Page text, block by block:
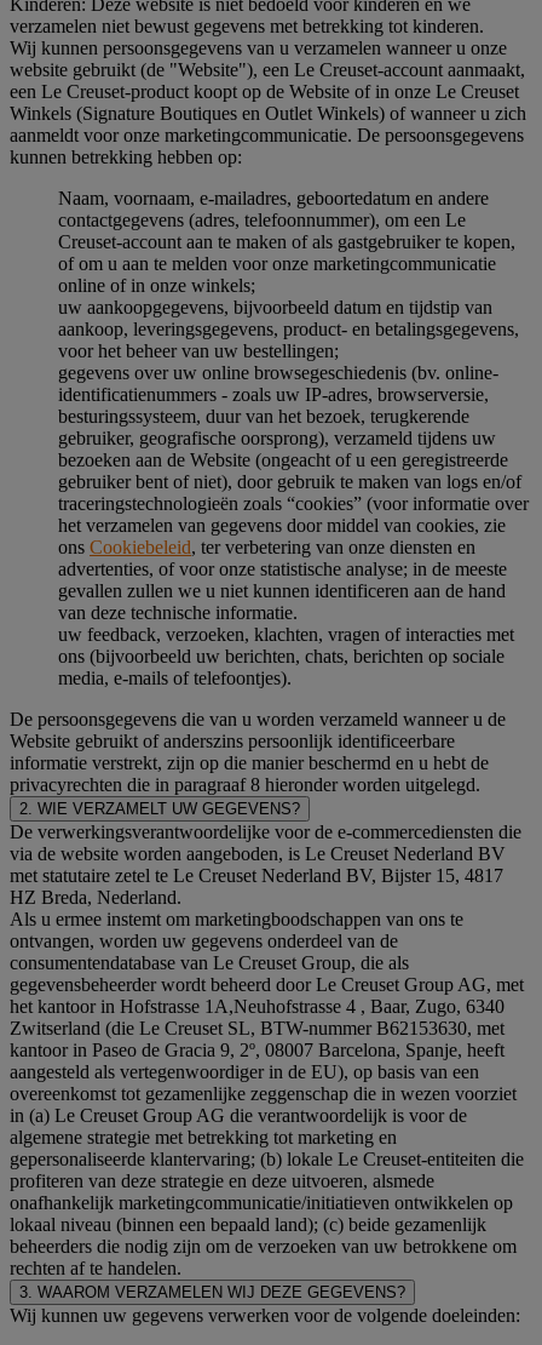
Kinderen: Deze website is niet bedoeld voor kinderen en we
verzamelen niet bewust gegevens met betrekking tot kinderen.
Wij kunnen persoonsgegevens van u verzamelen wanneer u onze
website gebruikt (de "Website"), een Le Creuset-account aanmaakt,
een Le Creuset-product koopt op de Website of in onze Le Creuset
Winkels (Signature Boutiques en Outlet Winkels) of wanneer u zich
aanmeldt voor onze marketingcommunicatie. De persoonsgegevens
kunnen betrekking hebben op:
Naam, voornaam, e-mailadres, geboortedatum en andere
contactgegevens (adres, telefoonnummer), om een Le
Creuset-account aan te maken of als gastgebruiker te kopen,
of om u aan te melden voor onze marketingcommunicatie
online of in onze winkels;
uw aankoopgegevens, bijvoorbeeld datum en tijdstip van
aankoop, leveringsgegevens, product- en betalingsgegevens,
voor het beheer van uw bestellingen;
gegevens over uw online browsegeschiedenis (bv. online-
identificatienummers - zoals uw IP-adres, browserversie,
besturingssysteem, duur van het bezoek, terugkerende
gebruiker, geografische oorsprong), verzameld tijdens uw
bezoeken aan de Website (ongeacht of u een geregistreerde
gebruiker bent of niet), door gebruik te maken van logs en/of
traceringstechnologieën zoals “cookies” (voor informatie over
het verzamelen van gegevens door middel van cookies, zie
ons Cookiebeleid, ter verbetering van onze diensten en
advertenties, of voor onze statistische analyse; in de meeste
gevallen zullen we u niet kunnen identificeren aan de hand
van deze technische informatie.
uw feedback, verzoeken, klachten, vragen of interacties met
ons (bijvoorbeeld uw berichten, chats, berichten op sociale
media, e-mails of telefoontjes).
De persoonsgegevens die van u worden verzameld wanneer u de
Website gebruikt of anderszins persoonlijk identificeerbare
informatie verstrekt, zijn op die manier beschermd en u hebt de
privacyrechten die in paragraaf 8 hieronder worden uitgelegd.
2. WIE VERZAMELT UW GEGEVENS?
De verwerkingsverantwoordelijke voor de e-commercediensten die
via de website worden aangeboden, is Le Creuset Nederland BV
met statutaire zetel te Le Creuset Nederland BV, Bijster 15, 4817
HZ Breda, Nederland.
Als u ermee instemt om marketingboodschappen van ons te
ontvangen, worden uw gegevens onderdeel van de
consumentendatabase van Le Creuset Group, die als
gegevensbeheerder wordt beheerd door Le Creuset Group AG, met
het kantoor in Hofstrasse 1A,Neuhofstrasse 4 , Baar, Zugo, 6340
Zwitserland (die Le Creuset SL, BTW-nummer B62153630, met
kantoor in Paseo de Gracia 9, 2º, 08007 Barcelona, Spanje, heeft
aangesteld als vertegenwoordiger in de EU), op basis van een
overeenkomst tot gezamenlijke zeggenschap die in wezen voorziet
in (a) Le Creuset Group AG die verantwoordelijk is voor de
algemene strategie met betrekking tot marketing en
gepersonaliseerde klantervaring; (b) lokale Le Creuset-entiteiten die
profiteren van deze strategie en deze uitvoeren, alsmede
onafhankelijk marketingcommunicatie/initiatieven ontwikkelen op
lokaal niveau (binnen een bepaald land); (c) beide gezamenlijk
beheerders die nodig zijn om de verzoeken van uw betrokkene om
rechten af te handelen.
3. WAAROM VERZAMELEN WIJ DEZE GEGEVENS?
Wij kunnen uw gegevens verwerken voor de volgende doeleinden: